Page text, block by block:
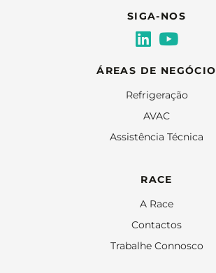
SIGA-NOS
ÁREAS DE NEGÓCIO
Refrigeração
AVAC
Assistência Técnica
RACE
A Race
Contactos
Trabalhe Connosco